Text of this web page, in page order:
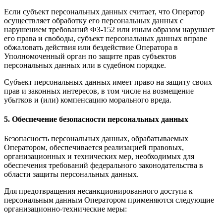
Если субъект персональных данных считает, что Оператор
осуществляет обработку его персональных данных с
нарушением требований ФЗ-152 или иным образом нарушает
его права и свободы, субъект персональных данных вправе
обжаловать действия или бездействие Оператора в
Уполномоченный орган по защите прав субъектов
персональных данных или в судебном порядке.
Субъект персональных данных имеет право на защиту своих
прав и законных интересов, в том числе на возмещение
убытков и (или) компенсацию морального вреда.
5. Обеспечение безопасности персональных данных
Безопасность персональных данных, обрабатываемых
Оператором, обеспечивается реализацией правовых,
организационных и технических мер, необходимых для
обеспечения требований федерального законодательства в
области защиты персональных данных.
Для предотвращения несанкционированного доступа к
персональным данным Оператором применяются следующие
организационно-технические меры: